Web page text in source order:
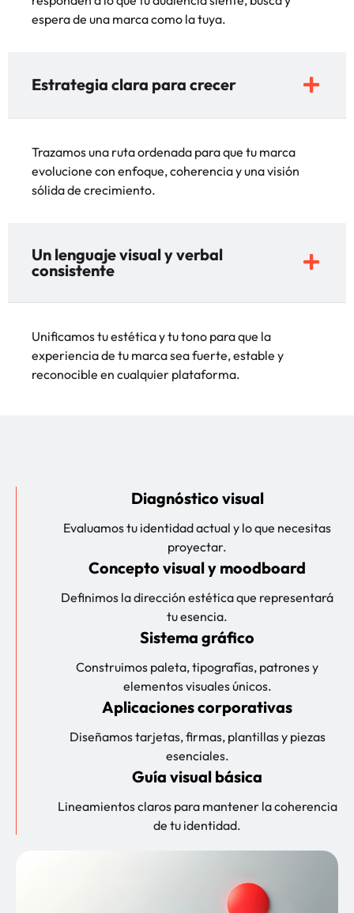
espera de una marca como la tuya.
Estrategia clara para crecer
Trazamos una ruta ordenada para que tu marca
evolucione con enfoque, coherencia y una visión
sólida de crecimiento.
Un lenguaje visual y verbal
consistente
Unificamos tu estética y tu tono para que la
experiencia de tu marca sea fuerte, estable y
reconocible en cualquier plataforma.
Diagnóstico visual
Evaluamos tu identidad actual y lo que necesitas
proyectar.
Concepto visual y moodboard
Definimos la dirección estética que representará
tu esencia.
Sistema gráfico
Construimos paleta, tipografías, patrones y
elementos visuales únicos.
Aplicaciones corporativas
Diseñamos tarjetas, firmas, plantillas y piezas
esenciales.
Guía visual básica
Lineamientos claros para mantener la coherencia
de tu identidad.